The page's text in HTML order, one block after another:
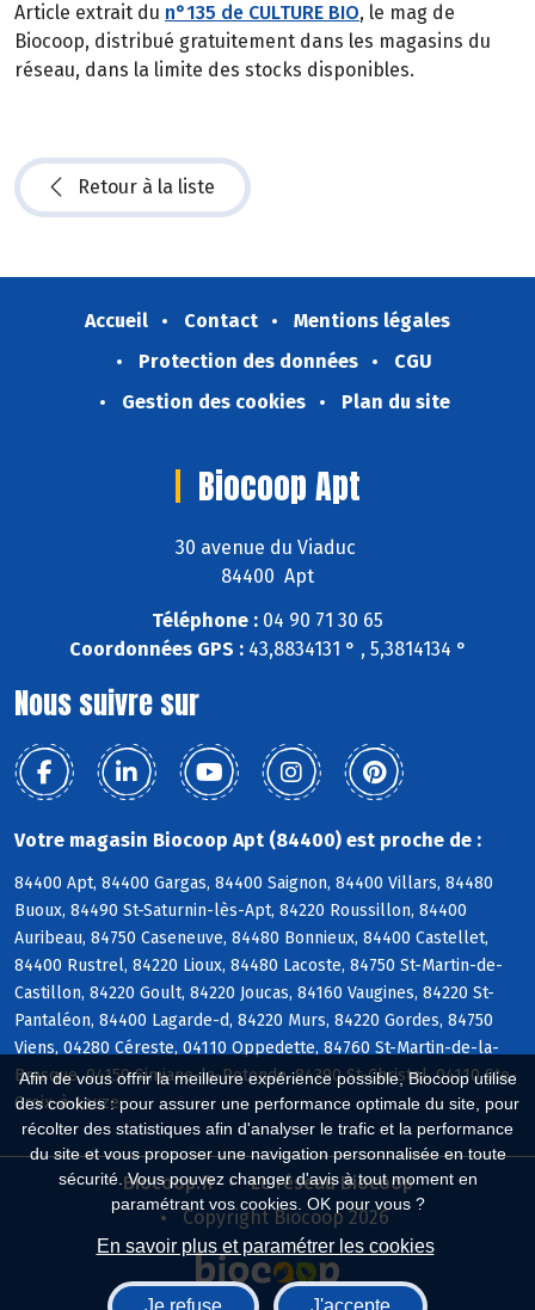
Afin de vous offrir la meilleure expérience possible, Biocoop utilise
des cookies : pour assurer une performance optimale du site, pour
récolter des statistiques afin d'analyser le trafic et la performance
du site et vous proposer une navigation personnalisée en toute
sécurité. Vous pouvez changer d'avis à tout moment en
paramétrant vos cookies. OK pour vous ?
En savoir plus et paramétrer les cookies
Je refuse J'accepte
Article extrait du n°135 de CULTURE BIO, le mag de
Biocoop, distribué gratuitement dans les magasins du
réseau, dans la limite des stocks disponibles.
Retour à la liste
Accueil Contact
Mentions légales
Protection des données
CGU
Gestion des cookies
Plan du site
Biocoop Apt
30 avenue du Viaduc
84400 Apt
Téléphone : 04 90 71 30 65
Coordonnées GPS :43,8834131 ° , 5,3814134 °
Nous suivre sur
Votre magasin Biocoop Apt (84400) est proche de :
84400 Apt, 84400 Gargas, 84400 Saignon, 84400 Villars, 84480
Buoux, 84490 St-Saturnin-lès-Apt, 84220 Roussillon, 84400
Auribeau, 84750 Caseneuve, 84480 Bonnieux, 84400 Castellet,
84400 Rustrel, 84220 Lioux, 84480 Lacoste, 84750 St-Martin-de-
Castillon, 84220 Goult, 84220 Joucas, 84160 Vaugines, 84220 St-
Pantaléon, 84400 Lagarde-d, 84220 Murs, 84220 Gordes, 84750
Viens, 04280 Céreste, 04110 Oppedette, 84760 St-Martin-de-la-
Brasque, 04150 Simiane-la-Rotonde, 84390 St-Christol, 04110 Ste-
Croix-à-Lauze
Biocoop.fr
Le réseau Biocoop
Copyright Biocoop 2026